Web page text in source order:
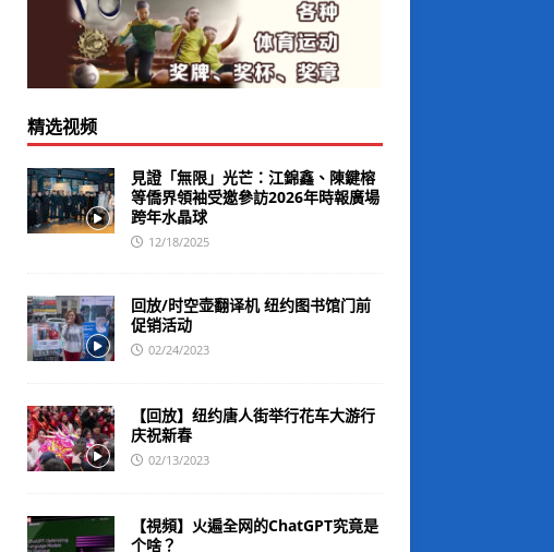
精选视频
見證「無限」光芒：江錦鑫、陳鍵榕
等僑界領袖受邀參訪2026年時報廣場
跨年水晶球
12/18/2025
回放/时空壶翻译机 纽约图书馆门前
促销活动
02/24/2023
【回放】纽约唐人街举行花车大游行
庆祝新春
02/13/2023
【視頻】火遍全网的ChatGPT究竟是
个啥？